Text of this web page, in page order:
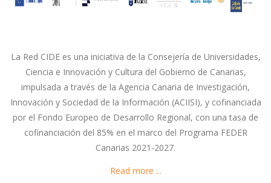
La Red CIDE es una iniciativa de la Consejería de Universidades,
Ciencia e Innovación y Cultura del Gobierno de Canarias,
impulsada a través de la Agencia Canaria de Investigación,
Innovación y Sociedad de la Información (ACIISI), y cofinanciada
por el Fondo Europeo de Desarrollo Regional, con una tasa de
cofinanciación del 85% en el marco del Programa FEDER
Canarias 2021-2027.
Read more ...